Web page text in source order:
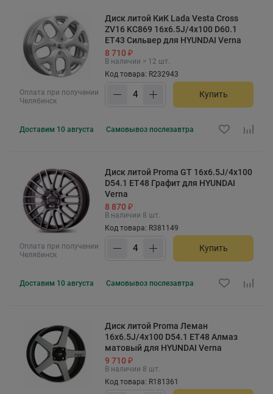
Оплата при получении
Челябинск
Диск литой КиК Lada Vesta Cross
ZV16 KC869 16x6.5J/4x100 D60.1
ET43 Сильвер для HYUNDAI Verna
8 710 ₽
В наличии > 12 шт.
Код товара: R232943
Купить
Доставим 10 августа Самовывоз послезавтра
Оплата при получении
Челябинск
Диск литой Proma GT 16x6.5J/4x100
D54.1 ET48 Графит для HYUNDAI
Verna
8 870 ₽
В наличии 8 шт.
Код товара: R381149
Купить
Доставим 10 августа Самовывоз послезавтра
Диск литой Proma Леман
16x6.5J/4x100 D54.1 ET48 Алмаз
матовый для HYUNDAI Verna
9 710 ₽
В наличии 8 шт.
Код товара: R181361